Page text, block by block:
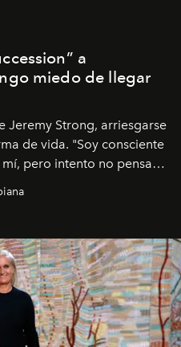
a
miedo de llegar
Jeremy Strong, arriesgarse
de vida. "Soy consciente
pero intento no pensar